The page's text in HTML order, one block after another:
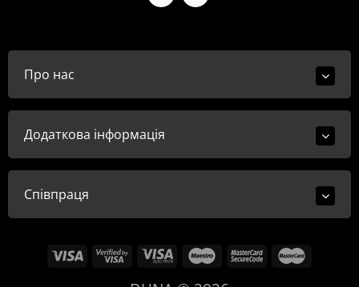
Про нас
Додаткова інформація
Співпраця